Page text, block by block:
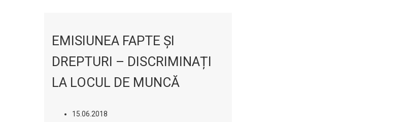
EMISIUNEA FAPTE ȘI
DREPTURI – DISCRIMINAȚI
LA LOCUL DE MUNCĂ
15.06.2018